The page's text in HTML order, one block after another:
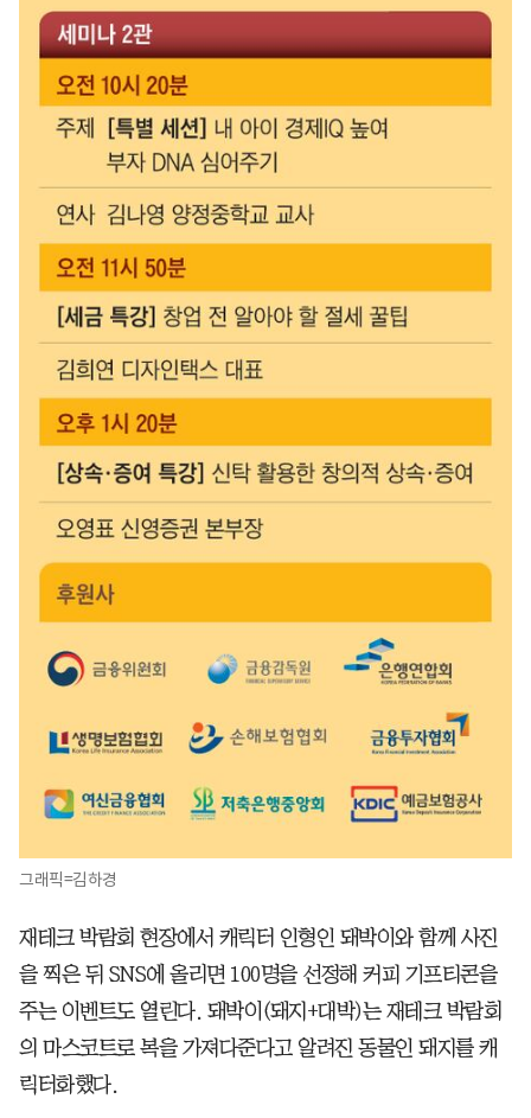
그래픽=김하경
재테크 박람회 현장에서 캐릭터 인형인 돼박이와 함께 사진
을 찍은 뒤 SNS에 올리면 100명을 선정해 커피 기프티콘을
주는 이벤트도 열린다. 돼박이(돼지+대박)는 재테크 박람회
의 마스코트로 복을 가져다준다고 알려진 동물인 돼지를 캐
릭터화했다.